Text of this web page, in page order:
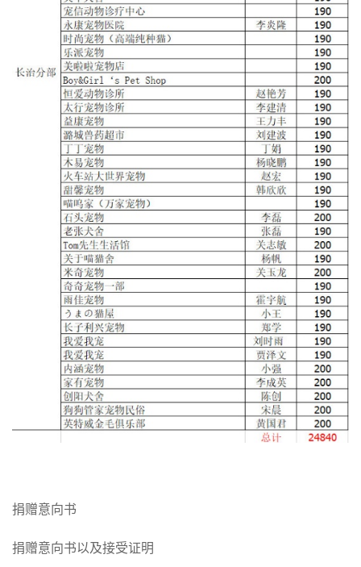
捐赠意向书
捐赠意向书以及接受证明